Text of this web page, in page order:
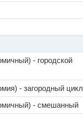
- городской
- загородный цикл
- смешанный